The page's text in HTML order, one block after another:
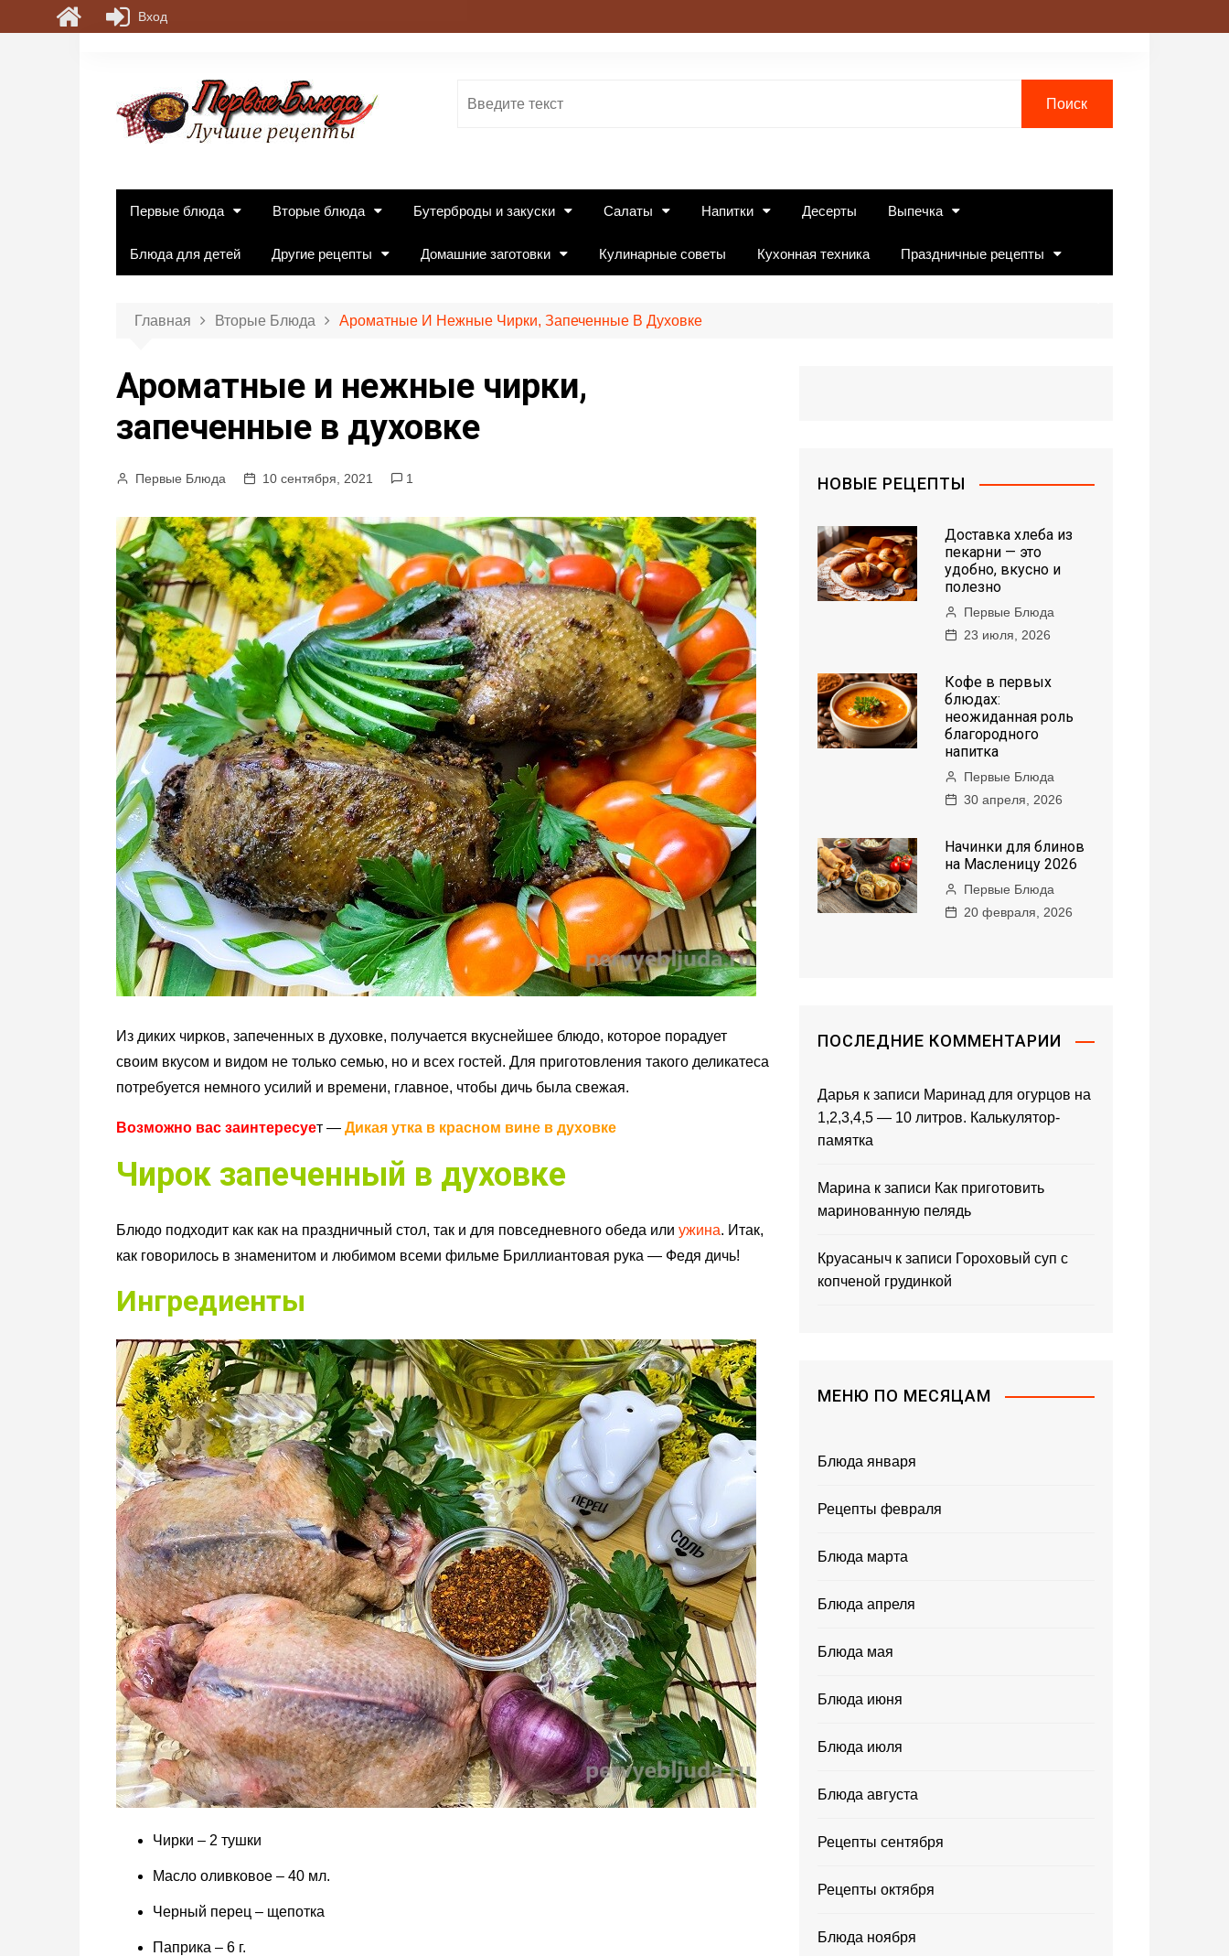
Первые блюда Вторые блюда Бутерброды и закуски Салаты Напитки Десерты Выпечка
Блюда для детей Другие рецепты Домашние заготовки Кулинарные советы Кухонная техника Праздничные рецепты
Главная Вторые Блюда Ароматные И Нежные Чирки, Запеченные В Духовке
Ароматные и нежные чирки,
запеченные в духовке
Первые Блюда 10 сентября, 2021 1
Из диких чирков, запеченных в духовке, получается вкуснейшее блюдо, которое порадует
своим вкусом и видом не только семью, но и всех гостей. Для приготовления такого деликатеса
потребуется немного усилий и времени, главное, чтобы дичь была свежая.
Возможно вас заинтересует — Дикая утка в красном вине в духовке
Чирок запеченный в духовке
Блюдо подходит как как на праздничный стол, так и для повседневного обеда или ужина. Итак,
как говорилось в знаменитом и любимом всеми фильме Бриллиантовая рука — Федя дичь!
Ингредиенты
Чирки – 2 тушки
Масло оливковое – 40 мл.
Черный перец – щепотка
Паприка – 6 г.
НОВЫЕ РЕЦЕПТЫ
Доставка хлеба из
пекарни — это
удобно, вкусно и
полезно
Первые Блюда
23 июля, 2026
Кофе в первых
блюдах:
неожиданная роль
благородного
напитка
Первые Блюда
30 апреля, 2026
Начинки для блинов
на Масленицу 2026
Первые Блюда
20 февраля, 2026
ПОСЛЕДНИЕ КОММЕНТАРИИ
Дарья к записи Маринад для огурцов на
1,2,3,4,5 — 10 литров. Калькулятор-
памятка
Марина к записи Как приготовить
маринованную пелядь
Круасанычк записи Гороховый суп с
копченой грудинкой
МЕНЮ ПО МЕСЯЦАМ
Блюда января
Рецепты февраля
Блюда марта
Блюда апреля
Блюда мая
Блюда июня
Блюда июля
Блюда августа
Рецепты сентября
Рецепты октября
Блюда ноября
Вход